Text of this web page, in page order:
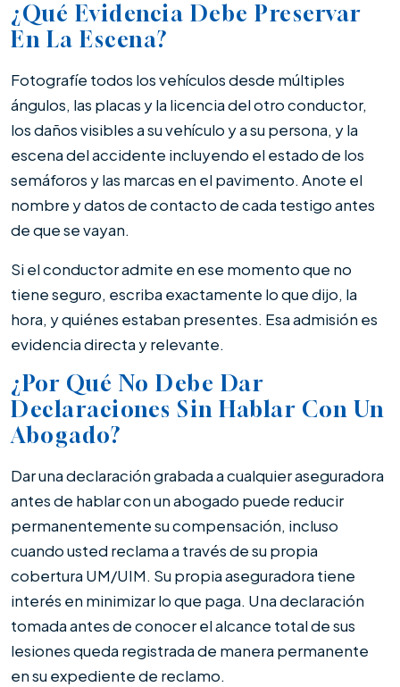
¿Qué Evidencia Debe Preservar
En La Escena?
Fotografíe todos los vehículos desde múltiples
ángulos, las placas y la licencia del otro conductor,
los daños visibles a su vehículo y a su persona, y la
escena del accidente incluyendo el estado de los
semáforos y las marcas en el pavimento. Anote el
nombre y datos de contacto de cada testigo antes
de que se vayan.
Si el conductor admite en ese momento que no
tiene seguro, escriba exactamente lo que dijo, la
hora, y quiénes estaban presentes. Esa admisión es
evidencia directa y relevante.
¿Por Qué No Debe Dar
Declaraciones Sin Hablar Con Un
Abogado?
Dar una declaración grabada a cualquier aseguradora
antes de hablar con un abogado puede reducir
permanentemente su compensación, incluso
cuando usted reclama a través de su propia
cobertura UM/UIM. Su propia aseguradora tiene
interés en minimizar lo que paga. Una declaración
tomada antes de conocer el alcance total de sus
lesiones queda registrada de manera permanente
en su expediente de reclamo.